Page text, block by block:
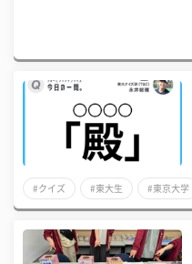
#クイズ #東大生 #東京大学